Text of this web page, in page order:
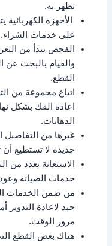
تظهر به.
الأجهزة
على خدمات الشراء.
الفحص يبدأ من
والقيام بالبحث عن
القطع.
اتباع مجموعة من
اعادة الفك بشكل
الدهانات.
غيرها من التفاصيل
جديدة لا تستطيع
الاستعانة بعدد من
خدمات الصيانة
من ضمن الخدمات
جيد لاعادة التدوير
مرور الوقت.
هناك بعض القطع